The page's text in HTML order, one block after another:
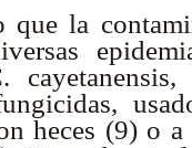
que la
heces (9) o